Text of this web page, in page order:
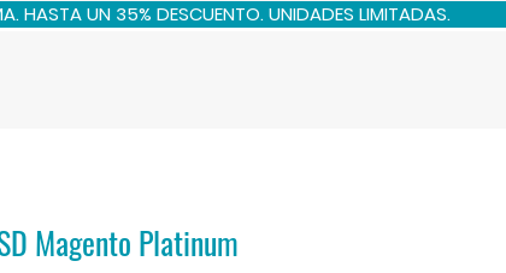
HASTA UN 35% DESCUENTO. UNIDADES LIMITADAS.
Magento Platinum